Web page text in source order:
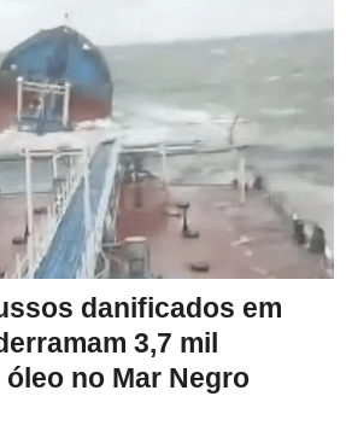
danificados em
3,7 mil
no Mar Negro